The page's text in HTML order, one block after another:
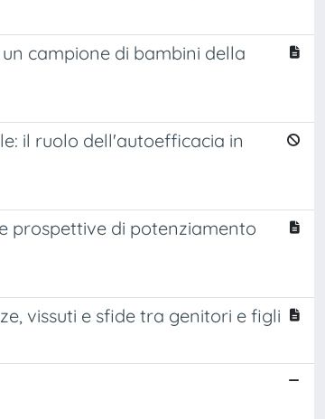
campione di bambini della
il ruolo dell'autoefficacia in
prospettive di potenziamento
vissuti e sfide tra genitori e figli